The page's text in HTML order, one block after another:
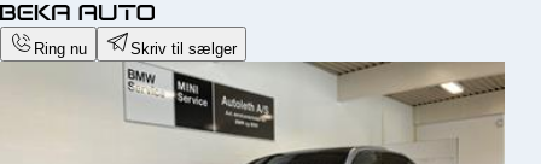
Ring nu Skriv til sælger